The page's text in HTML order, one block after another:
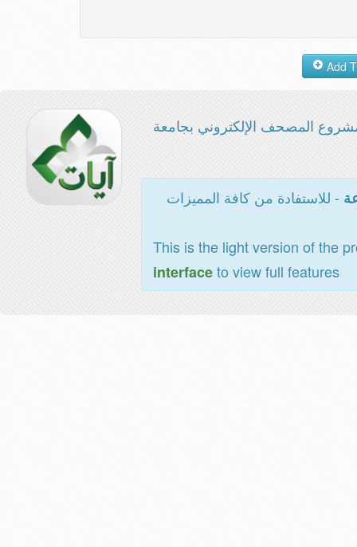
المصحف الإلكتروني بجامعة
- للاستفادة من كافة المميزات
This is the light version of the
interfaceto view full features